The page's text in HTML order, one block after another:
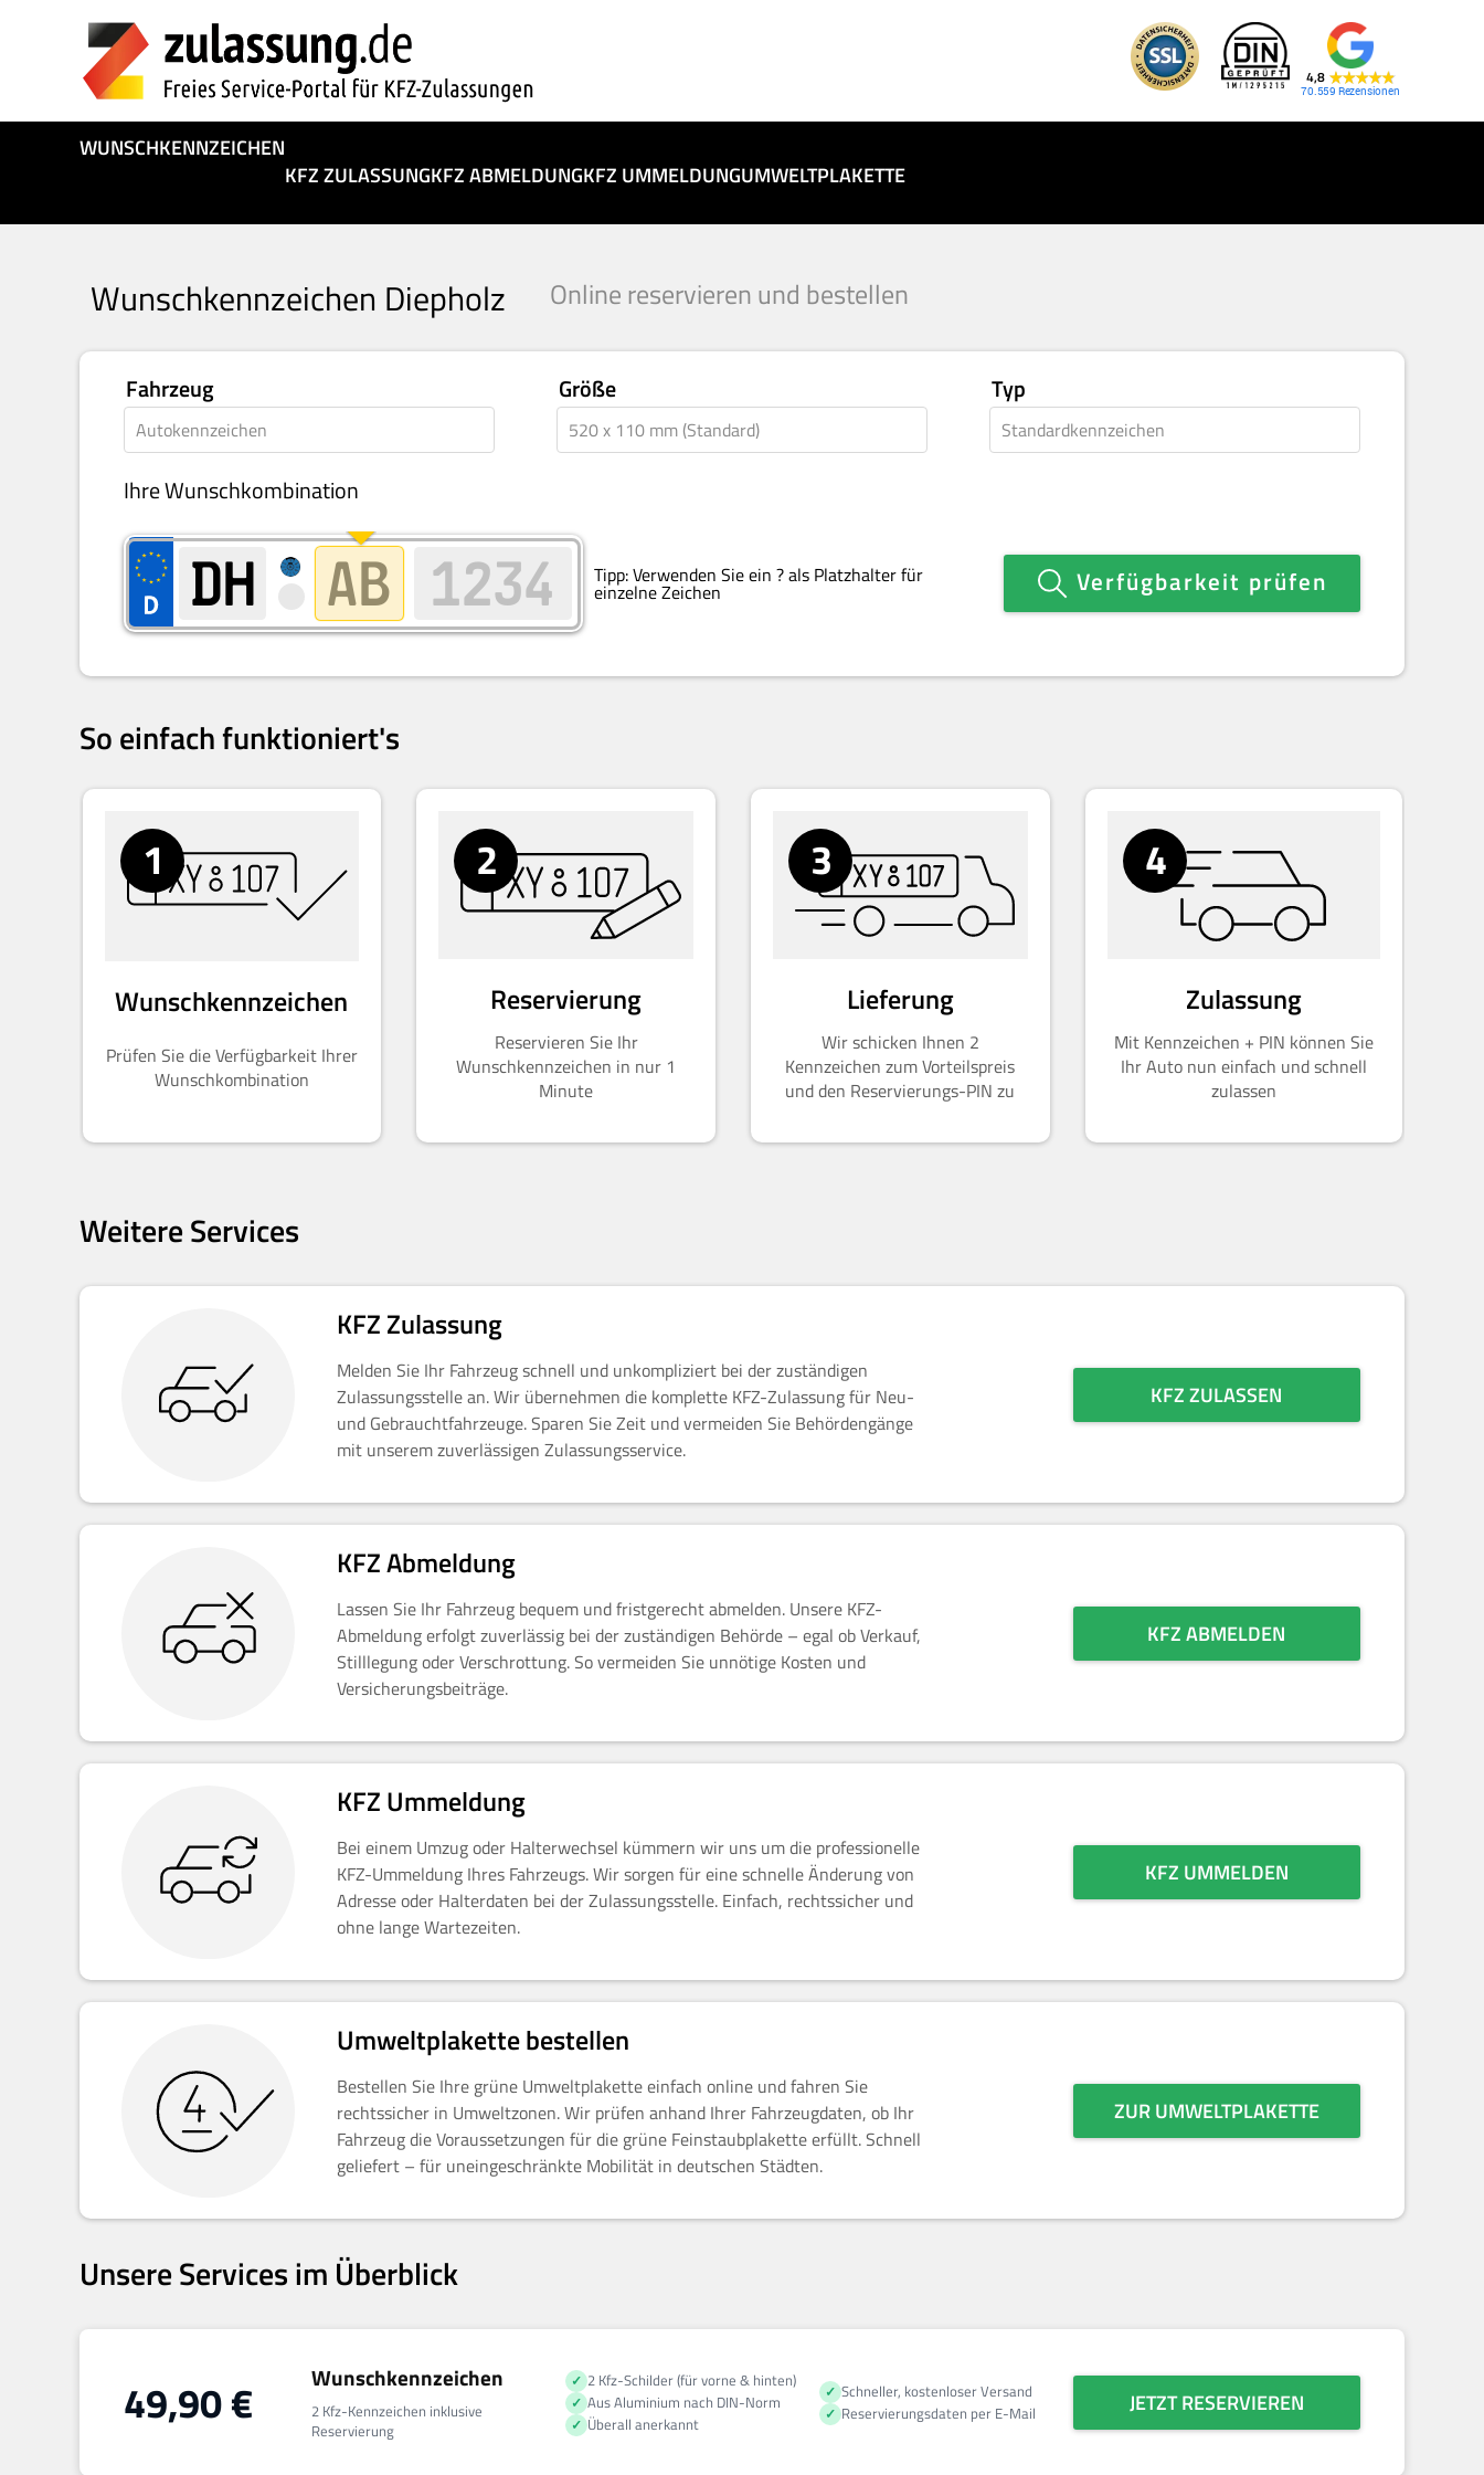
4,8
70.559
WUNSCHKENNZEICHEN
KFZ ZULASSUNGKFZ ABMELDUNGKFZ UMMELDUNGUMWELTPLAKETTE
Wunschkennzeichen Diepholz Online reservieren und bestellen
Ihre Wunschkombination
Fahrzeug Größe Typ
Tipp:Verwenden Sie ein ? als Platzhalter für
einzelne Zeichen Verfügbarkeit prüfen
So einfach funktioniert's
1
Wunschkennzeichen
Prüfen Sie die Verfügbarkeit Ihrer
Wunschkombination
2
Reservierung
Reservieren Sie Ihr
Wunschkennzeichen in nur 1
Minute
3
Lieferung
Wir schicken Ihnen 2
Kennzeichen zum Vorteilspreis
und den Reservierungs-PIN zu
4
Zulassung
Mit Kennzeichen + PIN können Sie
Ihr Auto nun einfach und schnell
zulassen
Weitere Services
KFZ Zulassung
Melden Sie Ihr Fahrzeug schnell und unkompliziert bei der zuständigen
Zulassungsstelle an. Wir übernehmen die komplette KFZ-Zulassung für Neu-
und Gebrauchtfahrzeuge. Sparen Sie Zeit und vermeiden Sie Behördengänge
mit unserem zuverlässigen Zulassungsservice.
KFZ ZULASSEN
KFZ Abmeldung
Lassen Sie Ihr Fahrzeug bequem und fristgerecht abmelden. Unsere KFZ-
Abmeldung erfolgt zuverlässig bei der zuständigen Behörde – egal ob Verkauf,
Stilllegung oder Verschrottung. So vermeiden Sie unnötige Kosten und
Versicherungsbeiträge.
KFZ ABMELDEN
KFZ Ummeldung
Bei einem Umzug oder Halterwechsel kümmern wir uns um die professionelle
KFZ-Ummeldung Ihres Fahrzeugs. Wir sorgen für eine schnelle Änderung von
Adresse oder Halterdaten bei der Zulassungsstelle. Einfach, rechtssicher und
ohne lange Wartezeiten.
KFZ UMMELDEN
Umweltplakette bestellen
Bestellen Sie Ihre grüne Umweltplakette einfach online und fahren Sie
rechtssicher in Umweltzonen. Wir prüfen anhand Ihrer Fahrzeugdaten, ob Ihr
Fahrzeug die Voraussetzungen für die grüne Feinstaubplakette erfüllt. Schnell
geliefert – für uneingeschränkte Mobilität in deutschen Städten.
ZUR UMWELTPLAKETTE
Unsere Services im Überblick
49,90€ Wunschkennzeichen
2 Kfz-Kennzeichen inklusive
Reservierung
2 Kfz-Schilder (für vorne & hinten)
Aus Aluminium nach DIN-Norm
Überall anerkannt
Schneller, kostenloser Versand
Reservierungsdaten per E-Mail
JETZT RESERVIEREN